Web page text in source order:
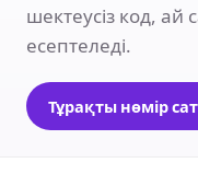
шектеусіз код, ай
есептеледі.
Тұрақты нөмір